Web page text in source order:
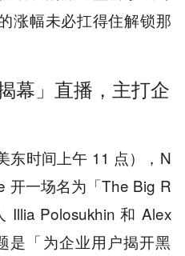
涨幅未必扛得住解锁那
幕」直播，主打企
东时间上午 11 点），N
开一场名为「The Big R
Illia Polosukhin 和 Alex
是「为企业用户揭开黑